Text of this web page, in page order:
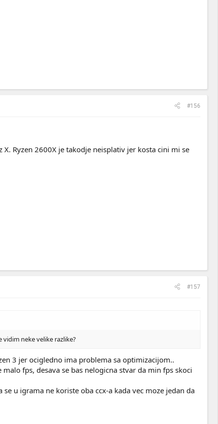
#156
Ryzen 2600X je takodje neisplativ jer kosta cini mi se
#157
neke velike razlike?
3 jer ocigledno ima problema sa optimizacijom..
fps, desava se bas nelogicna stvar da min fps skoci
u igrama ne koriste oba ccx-a kada vec moze jedan da